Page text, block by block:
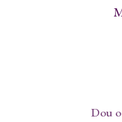
Dou